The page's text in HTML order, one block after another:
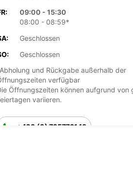
09:00 - 15:30
08:00 - 08:59*
Geschlossen
Geschlossen
und Rückgabe außerhalb der
verfügbar
Öffnungszeiten können aufgrund von
variieren.
+420 (0) 725776140